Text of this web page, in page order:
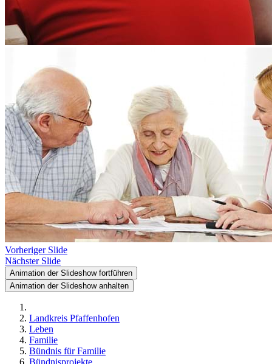
Vorheriger Slide
Nächster Slide
Animation der Slideshow fortführen
Animation der Slideshow anhalten
Landkreis Pfaffenhofen
Leben
Familie
Bündnis für Familie
Bündnisprojekte